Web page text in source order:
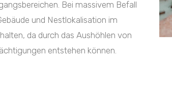
Bei massivem Befall
und Nestlokalisation im
da durch das Aushöhlen von
entstehen können.